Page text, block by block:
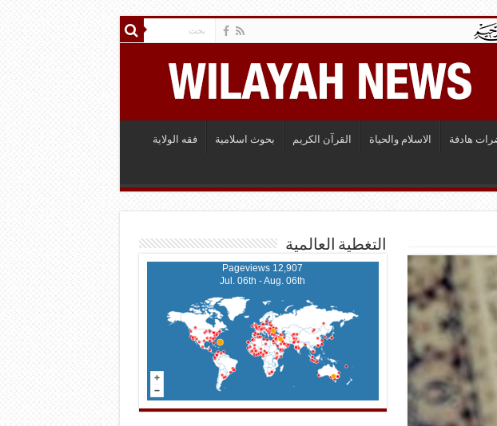
هادفة الاسلام والحياة القرآن الكريم بحوث اسلامية فقه الولاية
التغطية العالمية
12,907 Pageviews
Jul. 06th - Aug. 06th